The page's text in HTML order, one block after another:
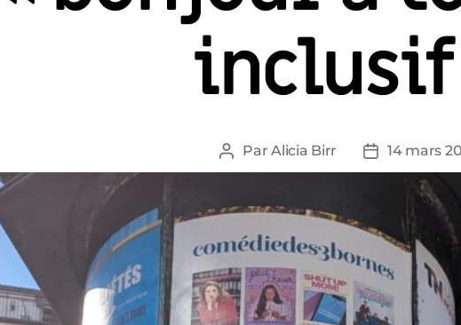
inclusif
Auteur
de
ParAlicia Birr
Date
de
l’article
14 mars